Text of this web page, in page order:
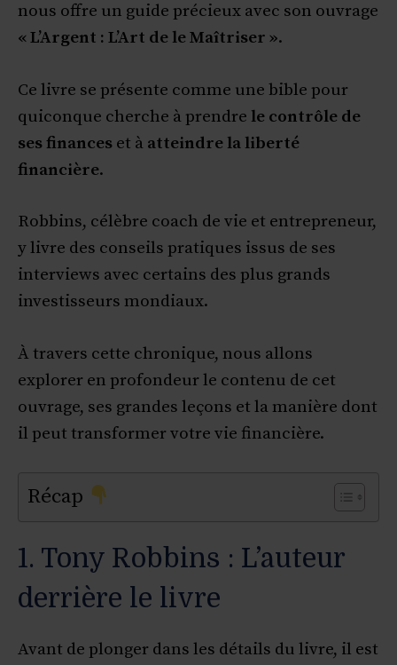
nous offre un guide précieux avec son ouvrage
« L’Argent : L’Art de le Maîtriser ».
Ce livre se présente comme une bible pour
quiconque cherche à prendre le contrôle de
ses finances et à atteindre la liberté
financière.
Robbins, célèbre coach de vie et entrepreneur,
y livre des conseils pratiques issus de ses
interviews avec certains des plus grands
investisseurs mondiaux.
À travers cette chronique, nous allons
explorer en profondeur le contenu de cet
ouvrage, ses grandes leçons et la manière dont
il peut transformer votre vie financière.
Récap
1. Tony Robbins : L’auteur
derrière le livre
Avant de plonger dans les détails du livre, il est